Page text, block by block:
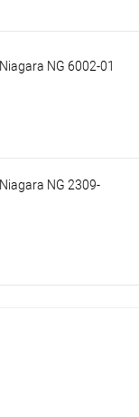
NG 6002-01
NG 2309-